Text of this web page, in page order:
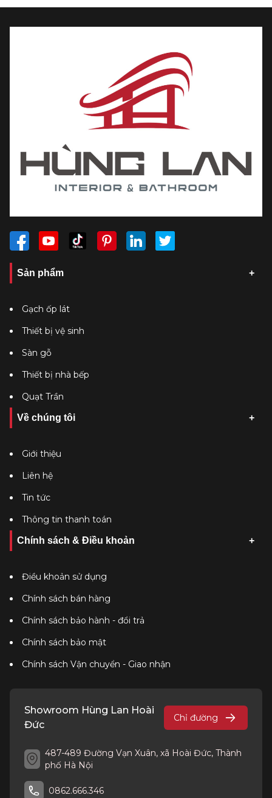
thẩm mỹ vừa có giá trị sử dụng lâu dài, vẻ đẹp
đặc biệt, giúp tăng áp lực nước lên gấp nhiều
lần so với những vòi sen thông thường. Sen
tắm mang lại cảm giác thoải mái và dễ chịu khi
tắm, đảm bảo lượng nước đều đặn, hoàn toàn
không lo áp lực nước thấp.
Cấu tạo đơn giản, chỉ bao gồm 1 củ sen và 1
không phức tạp, nếu cần sửa chữa thay thế
cũng dễ dàng.
Mua ngay sen tắm thường Rusit-Vado - thương hiệu đến
Hùng Lan, hỗ trợ vận chuyển, lắp đặt!
Sản phẩm
Gạch ốp lát
Thiết bị vệ sinh
Sàn gỗ
Thiết bị nhà bếp
Quạt Trần
Về chúng tôi
Giới thiệu
Liên hệ
Tin tức
Thông tin thanh toán
Chính sách & Điều khoản
Điều khoản sử dụng
Chính sách bán hàng
Chính sách bảo hành - đổi trả
Chính sách bảo mật
Chính sách Vận chuyển - Giao nhận
Showroom Hùng Lan Hoài
Đức
Chỉ đường
487-489 Đường Vạn Xuân, xã Hoài Đức, Thành
phố Hà Nội
0862.666.346